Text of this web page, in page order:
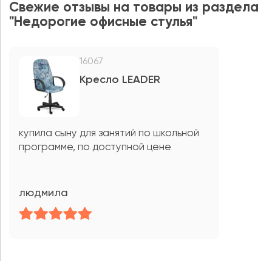
Свежие отзывы на товары из раздела
"Недорогие офисные стулья"
16067
Кресло LEADER
купила сыну для занятий по школьной
программе, по доступной цене
людмила